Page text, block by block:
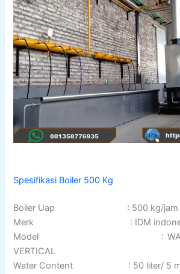
Spesifikasi Boiler 500 Kg
Boiler Uap : 500 kg/jam
Merk : IDM
Model : WATER
VERTICAL
Water Content : 50 liter/ 5